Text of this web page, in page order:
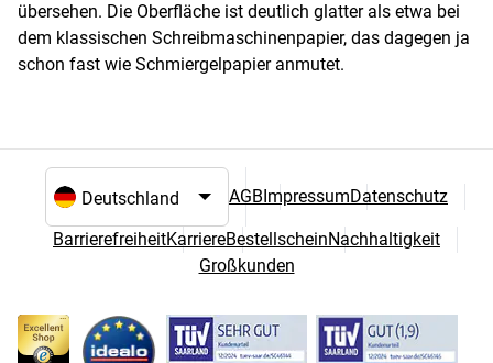
übersehen. Die Oberfläche ist deutlich glatter als etwa bei
dem klassischen Schreibmaschinenpapier, das dagegen ja
schon fast wie Schmiergelpapier anmutet.
Sprach- und Landesauswahl
AGBImpressumDatenschutz
BarrierefreiheitKarriereBestellscheinNachhaltigkeit
Großkunden